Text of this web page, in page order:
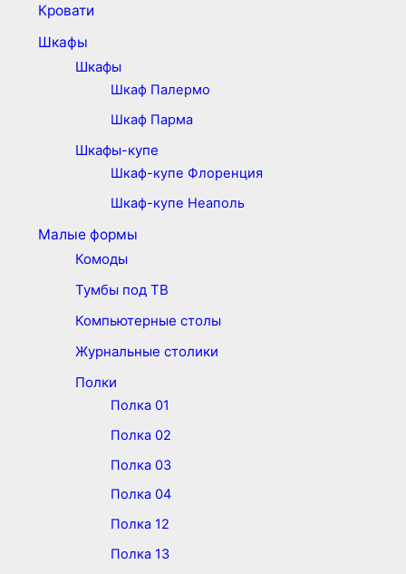
Кровати
Шкафы
Шкафы
Шкаф Палермо
Шкаф Парма
Шкафы-купе
Шкаф-купе Флоренция
Шкаф-купе Неаполь
Малые формы
Комоды
Тумбы под ТВ
Компьютерные столы
Журнальные столики
Полки
Полка 01
Полка 02
Полка 03
Полка 04
Полка 12
Полка 13